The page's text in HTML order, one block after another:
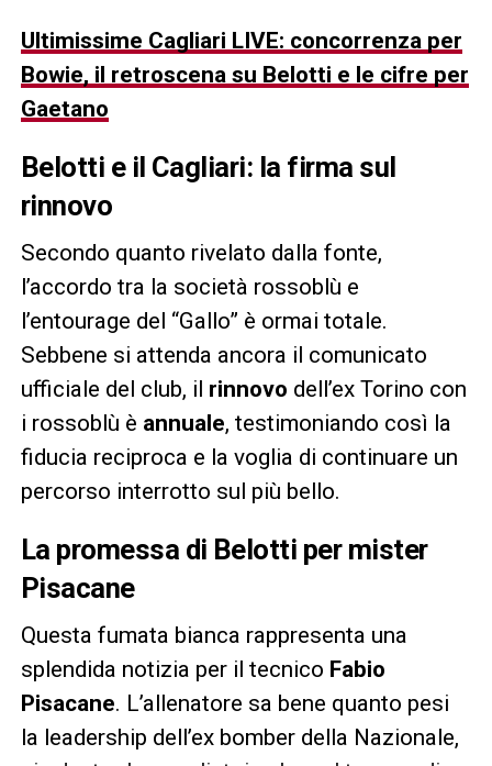
Ultimissime Cagliari LIVE: concorrenza per
Bowie, il retroscena su Belotti e le cifre per
Gaetano
Belotti e il Cagliari: la firma sul
rinnovo
Secondo quanto rivelato dalla fonte,
l’accordo tra la società rossoblù e
l’entourage del “Gallo” è ormai totale.
Sebbene si attenda ancora il comunicato
ufficiale del club, il rinnovo dell’ex Torino con
i rossoblù è annuale, testimoniando così la
fiducia reciproca e la voglia di continuare un
percorso interrotto sul più bello.
La promessa di Belotti per mister
Pisacane
Questa fumata bianca rappresenta una
splendida notizia per il tecnico Fabio
Pisacane. L’allenatore sa bene quanto pesi
la leadership dell’ex bomber della Nazionale,